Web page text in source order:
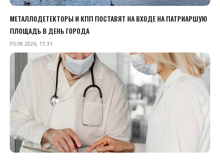
МЕТАЛЛОДЕТЕКТОРЫ И КПП ПОСТАВЯТ НА ВХОДЕ НА ПАТРИАРШУЮ
ПЛОЩАДЬ В ДЕНЬ ГОРОДА
05.08.2026, 13:31